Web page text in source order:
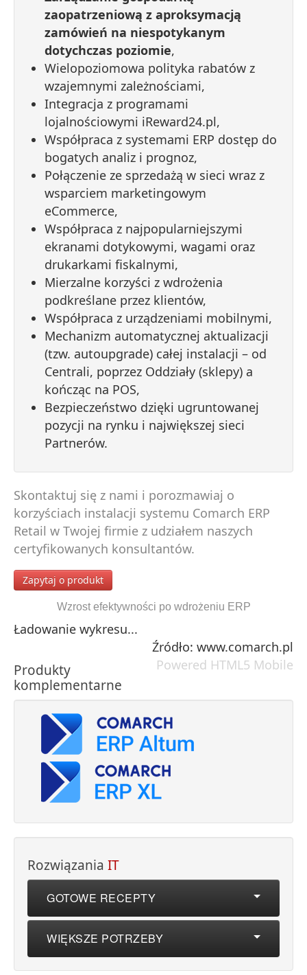
zaopatrzeniową z aproksymacją
zamówień na niespotykanym
dotychczas poziomie,
Wielopoziomowa polityka rabatów z
wzajemnymi zależnościami,
Integracja z programami
lojalnościowymi iReward24.pl,
Współpraca z systemami ERP dostęp do
bogatych analiz i prognoz,
Połączenie ze sprzedażą w sieci wraz z
wsparciem marketingowym
eCommerce,
Współpraca z najpopularniejszymi
ekranami dotykowymi, wagami oraz
drukarkami fiskalnymi,
Mierzalne korzyści z wdrożenia
podkreślane przez klientów,
Współpraca z urządzeniami mobilnymi,
Mechanizm automatycznej aktualizacji
(tzw. autoupgrade) całej instalacji – od
Centrali, poprzez Oddziały (sklepy) a
kończąc na POS,
Bezpieczeństwo dzięki ugruntowanej
pozycji na rynku i największej sieci
Partnerów.
Skontaktuj się z nami i porozmawiaj o
korzyściach instalacji systemu Comarch ERP
Retail w Twojej firmie z udziałem naszych
certyfikowanych konsultantów.
Zapytaj o produkt
Wzrost efektywności po wdrożeniu ERP
Ładowanie wykresu...
Źródło: www.comarch.pl
Powered HTML5 Mobile
Produkty
komplementarne
Rozwiązania IT
GOTOWE RECEPTY
WIĘKSZE POTRZEBY